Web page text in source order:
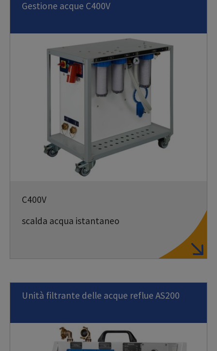
Gestione acque C400V
C400V
scalda acqua istantaneo
Unità filtrante delle acque reflue AS200